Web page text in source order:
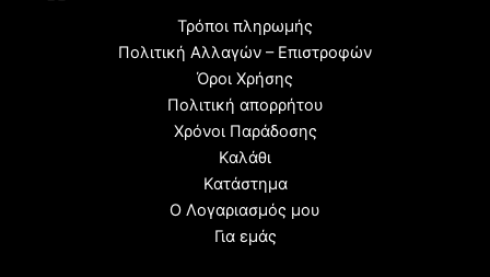
Τρόποι πληρωμής
Πολιτική Αλλαγών – Επιστροφών
Όροι Χρήσης
Πολιτική απορρήτου
Χρόνοι Παράδοσης
Καλάθι
Κατάστημα
Ο Λογαριασμός μου
Για εμάς